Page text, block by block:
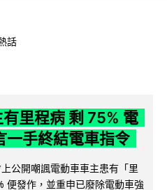
話
里程病 剩 75% 電
一手終結電車指令
公開嘲諷電動車車主患有「里
便發作，並重申已廢除電動車強